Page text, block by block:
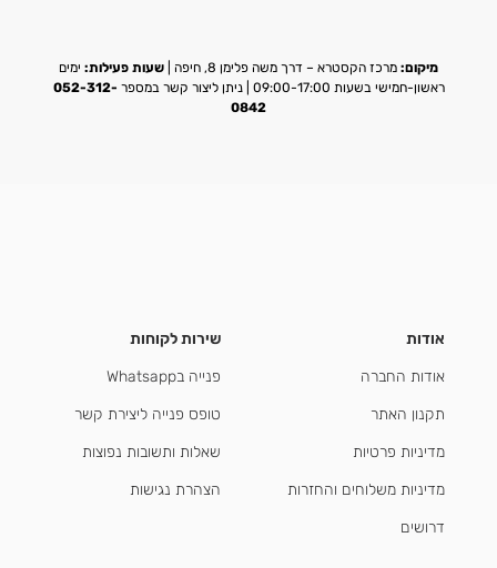
מיקום: מרכז הקסטרא – דרך משה פלימן 8, חיפה | שעות פעילות: ימים
ראשון-חמישי בשעות 09:00-17:00 | ניתן ליצור קשר במספר
052-312-
0842
אודות
אודות החברה
תקנון האתר
מדיניות פרטיות
מדיניות משלוחים והחזרות
דרושים
שירות לקוחות
פנייה בWhatsapp
טופס פנייה ליצירת קשר
שאלות ותשובות נפוצות
הצהרת נגישות